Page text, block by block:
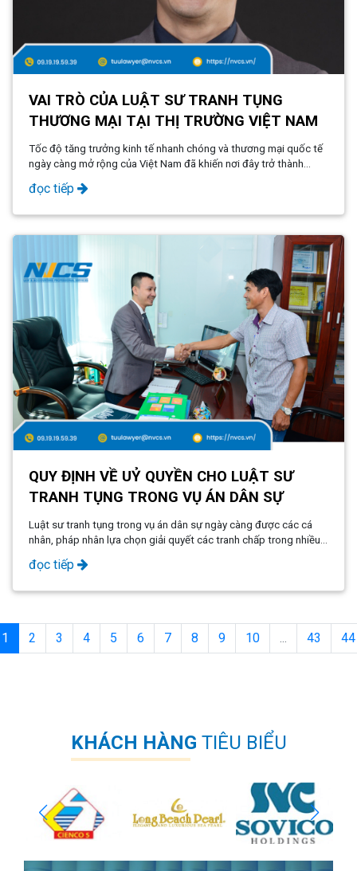
VAI TRÒ CỦA LUẬT SƯ TRANH TỤNG
THƯƠNG MẠI TẠI THỊ TRƯỜNG VIỆT NAM
Tốc độ tăng trưởng kinh tế nhanh chóng và thương mại quốc tế
ngày càng mở rộng của Việt Nam đã khiến nơi đây trở thành
điểm đến hấp dẫn đối với các công ty từ khắp nơi trên thế giới.
đọc tiếp
QUY ĐỊNH VỀ UỶ QUYỀN CHO LUẬT SƯ
TRANH TỤNG TRONG VỤ ÁN DÂN SỰ
Luật sư tranh tụng trong vụ án dân sự ngày càng được các cá
nhân, pháp nhân lựa chọn giải quyết các tranh chấp trong nhiều
lĩnh vực như hôn nhân gia đình, tranh chấp tài sản, doanh nghiệp,
thương mại
đọc tiếp
1 2 3 4 5 6 7 8 9 10 ... 43 44
KHÁCH HÀNG TIÊU BIỂU